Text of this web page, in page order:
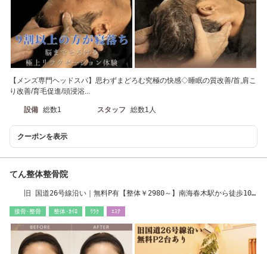
【メンズ専門ヘッドスパ】思わずまどろむ究極の快感◇睡眠の質改善/首,肩こ
り改善/育毛促進/頭浸浴...
設備 総数1 スタッフ 総数1人
クーポンを表示
てん整体整骨院
旧 国道26号線沿い｜無料P有【整体￥2980～】南海春木駅から徒歩10
接骨･整骨 整体･ｶｲﾛ ﾘﾗｸ ｴｽﾃ